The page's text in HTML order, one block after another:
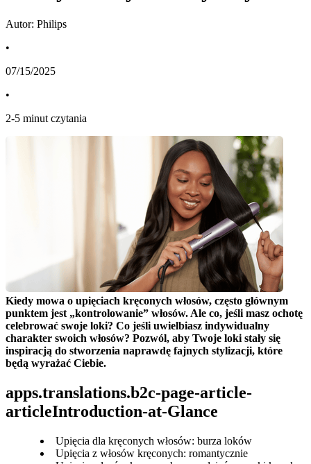
Autor: Philips
•
07/15/2025
•
2-5 minut czytania
Kiedy mowa o upięciach kręconych włosów, często głównym
punktem jest „kontrolowanie” włosów. Ale co, jeśli masz ochotę
celebrować swoje loki? Co jeśli uwielbiasz indywidualny
charakter swoich włosów? Pozwól, aby Twoje loki stały się
inspiracją do stworzenia naprawdę fajnych stylizacji, które
będą wyrażać Ciebie.
apps.translations.b2c-page-article-
articleIntroduction-at-Glance
Upięcia dla kręconych włosów: burza loków
Upięcia z włosów kręconych: romantycznie